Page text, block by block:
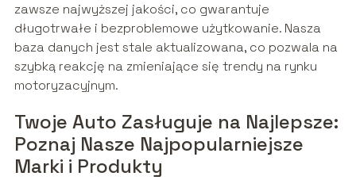
zawsze najwyższej jakości, co gwarantuje
długotrwałe i bezproblemowe użytkowanie. Nasza
baza danych jest stale aktualizowana, co pozwala na
szybką reakcję na zmieniające się trendy na rynku
motoryzacyjnym.
Twoje Auto Zasługuje na Najlepsze:
Poznaj Nasze Najpopularniejsze
Marki i Produkty